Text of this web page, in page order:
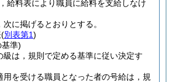
給料表により職員に給料を支給しなけ
に掲げるとおりとする。
(別表第1)
準)
級は，規則で定める基準に従い決定す
用を受ける職員となった者の号給は，規